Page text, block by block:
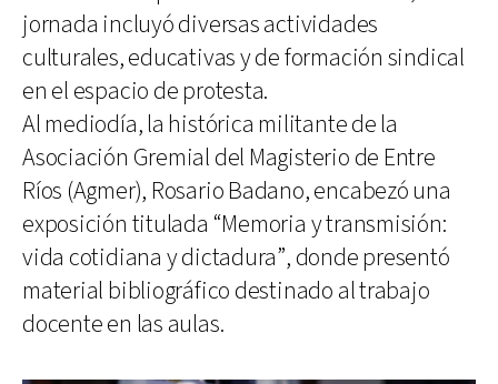
jornada incluyó diversas actividades
culturales, educativas y de formación sindical
en el espacio de protesta.
Al mediodía, la histórica militante de la
Asociación Gremial del Magisterio de Entre
Ríos (Agmer), Rosario Badano, encabezó una
exposición titulada “Memoria y transmisión:
vida cotidiana y dictadura”, donde presentó
material bibliográfico destinado al trabajo
docente en las aulas.